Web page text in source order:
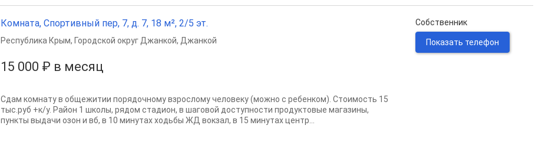
Комната, Спортивный пер, 7, д. 7, 18 м², 2/5 эт.
15 000 ₽ в месяц
Республика Крым, Городской округ Джанкой, Джанкой
Сдам комнату в общежитии порядочному взрослому человеку (можно с ребенком). Стоимость 15
тыс.руб +к/у. Район 1 школы, рядом стадион, в шаговой доступности продуктовые магазины,
пункты выдачи озон и вб, в 10 минутах ходьбы ЖД вокзал, в 15 минутах центр...
Собственник
Показать телефон